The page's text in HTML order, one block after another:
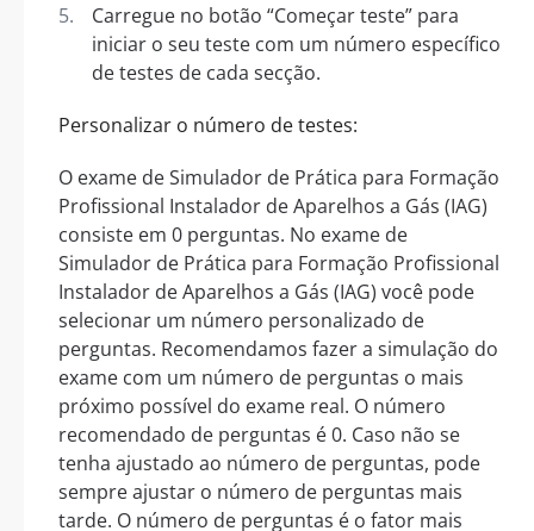
Carregue no botão “Começar teste” para
iniciar o seu teste com um número específico
de testes de cada secção.
Personalizar o número de testes:
O exame de Simulador de Prática para Formação
Profissional Instalador de Aparelhos a Gás (IAG)
consiste em 0 perguntas. No exame de
Simulador de Prática para Formação Profissional
Instalador de Aparelhos a Gás (IAG) você pode
selecionar um número personalizado de
perguntas. Recomendamos fazer a simulação do
exame com um número de perguntas o mais
próximo possível do exame real. O número
recomendado de perguntas é 0. Caso não se
tenha ajustado ao número de perguntas, pode
sempre ajustar o número de perguntas mais
tarde. O número de perguntas é o fator mais